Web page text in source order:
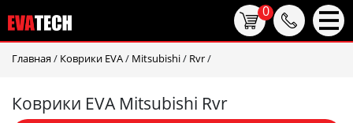
Главная / Коврики EVA/ Mitsubishi/ Rvr/
Коврики EVA Mitsubishi Rvr
0